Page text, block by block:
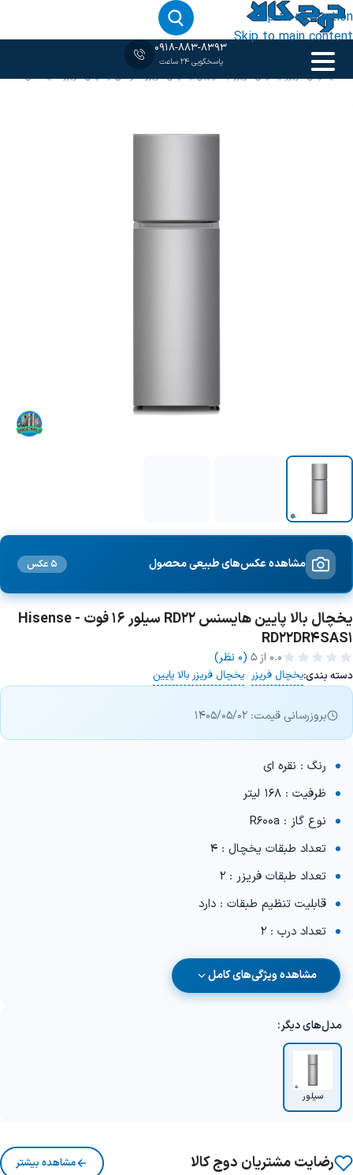
Skip to navigation
Skip to main content
0918-883-8393
پاسخگویی 24 ساعت
خانه‹یخچال فریزر/یخچال فریزر بالا پایین/یخچال فریزر نقره ای/یخچال فریزر هایسنس
مشاهده عکس‌های طبیعی محصول 5 عکس
یخچال بالا پایین هایسنس RD22 سیلور 16 فوت - Hisense
RD22DR4SAS1
0.0 از ۵ (0 نظر)
دسته بندی:یخچال فریزر/یخچال فریزر بالا پایین
بروزرسانی قیمت: 1405/05/02
رنگ : نقره ای
ظرفیت : 168 لیتر
نوع گاز : R600a
تعداد طبقات یخچال : 4
تعداد طبقات فریزر : 2
قابلیت تنظیم طبقات : دارد
تعداد درب : 2
مشاهده ویژگی‌های کامل
مدل‌های دیگر:
سیلور
رضایت مشتریان دوج کالا مشاهده بیشتر